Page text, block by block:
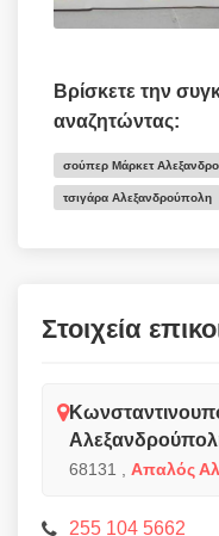
Βρίσκετε την
αναζητώντας:
σούπερ Μάρκετ
τσιγάρα Αλεξανδρούπολη
Στοιχεία
68131 Απαλός
255 104 5662